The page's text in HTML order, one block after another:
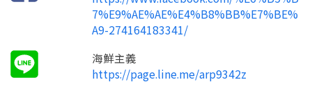
7%E9%AE%AE%E4%B8%BB%E7%BE%
A9-274164183341/
海鮮主義
https://page.line.me/arp9342z